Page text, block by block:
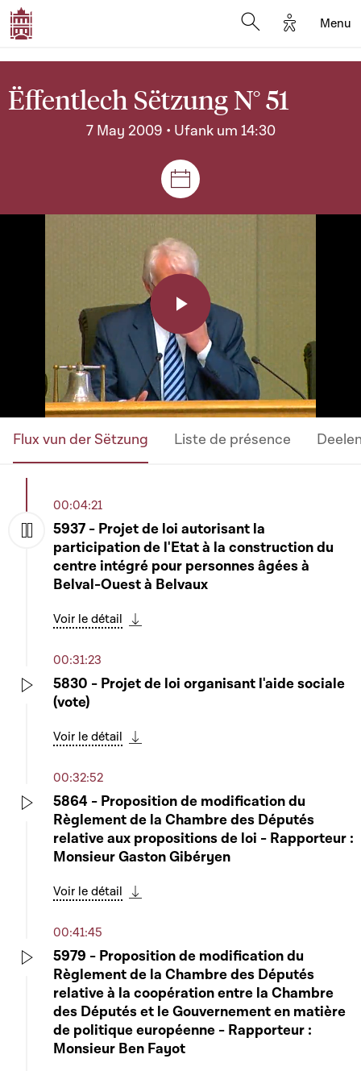
Options
Menu
Ëffentlech Sëtzung N° 51
7 May 2009 • Ufank um 14:30
Sëtzungen a Reuniounen
Play
Video
Flux vun der Sëtzung Liste de présence
00:04:21
5937 - Projet de loi autorisant la
participation de l'Etat à la construction du
centre intégré pour personnes âgées à
Belval-Ouest à Belvaux
Voir le détail
00:31:23
5830 - Projet de loi organisant l'aide sociale
(vote)
Voir le détail
00:32:52
5864 - Proposition de modification du
Règlement de la Chambre des Députés
relative aux propositions de loi - Rapporteur :
Monsieur Gaston Gibéryen
Voir le détail
00:41:45
5979 - Proposition de modification du
Règlement de la Chambre des Députés
relative à la coopération entre la Chambre
des Députés et le Gouvernement en matière
de politique européenne - Rapporteur :
Monsieur Ben Fayot